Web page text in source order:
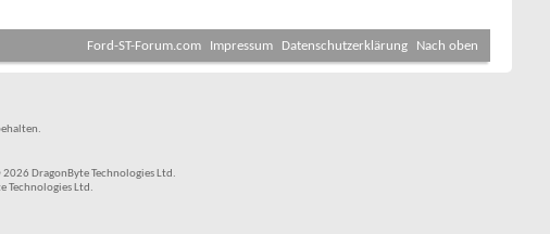
Ford-ST-Forum.com Impressum Datenschutzerklärung Nach oben
DragonByte Technologies Ltd.
Technologies Ltd.